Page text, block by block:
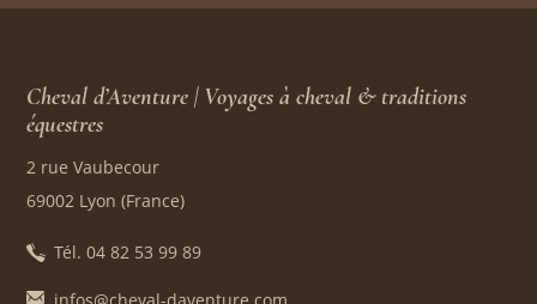
Cheval d’Aventure | Voyages à cheval & traditions
équestres
2 rue Vaubecour
69002 Lyon (France)
Tél. 04 82 53 99 89